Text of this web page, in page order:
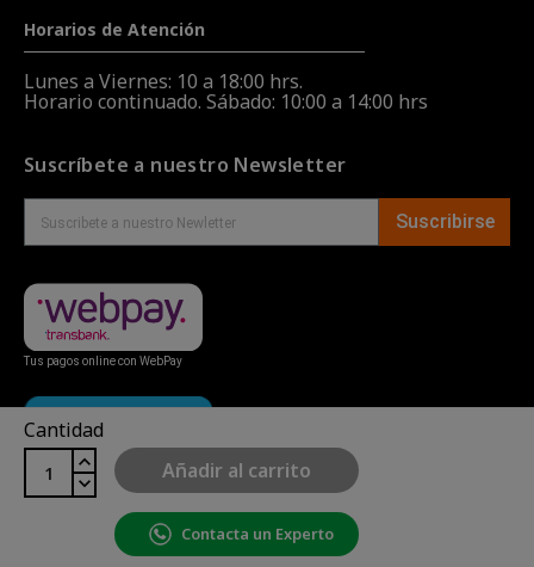
Cantidad
Añadir al carrito
Contacta un Experto
Horarios de Atención
Lunes a Viernes: 10 a 18:00 hrs.
Horario continuado. Sábado: 10:00 a 14:00 hrs
Suscríbete a nuestro Newsletter
Suscribirse
Tus pagos online con WebPay